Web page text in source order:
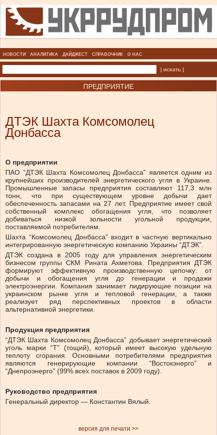
НОВОСТИ АНАЛИТИКА ДАЙДЖЕСТ СПРАВОЧНИК О НАС
| искать |
ПРЕДПРИЯТИЕ
ДТЭК Шахта Комсомолец
Донбасса
О предприятии
ПАО “ДТЭК Шахта Комсомолец Донбасса” является одним из
крупнейших производителей энергетического угля в Украине.
Промышленные запасы предприятия составляют 117,3 млн
тонн, что при существующем уровне добычи дает
обеспеченность запасами на 27 лет. Предприятие имеет свой
собственный комплекс обогащения угля, что позволяет
добиваться низкой зольности угольной продукции,
поставляемой потребителям.
Шахта “Комсомолец Донбасса” входит в частную вертикально
интегрированную энергетическую компанию Украины “ДТЭК”.
ДТЭК создана в 2005 году для управления энергетическим
бизнесом группы СКМ Рината Ахметова. Предприятия ДТЭК
формируют эффективную производственную цепочку: от
добычи и обогащения угля до генерации и продажи
электроэнергии. Компания занимает лидирующие позиции на
украинском рынке угля и тепловой генерации, а также
реализует ряд перспективных проектов в области
альтернативной энергетики.
Продукция предприятия
“ДТЭК Шахта Комсомолец Донбасса” добывает энергетический
уголь марки “Т” (тощий), который имеет высокую удельную
теплоту сгорания. Основными потребителями предприятия
являются генерирующие компании “Востокэнерго” и
“Днепроэнерго” (99% всех поставок в 2009 году).
Руководство предприятия
Генеральный директор — Константин Вялый.
версия для печати >>